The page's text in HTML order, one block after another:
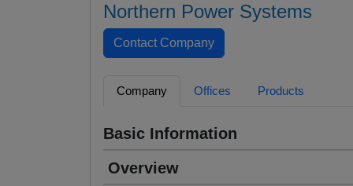
Northern Power Systems
Company Offices Products
Basic Information
Overview